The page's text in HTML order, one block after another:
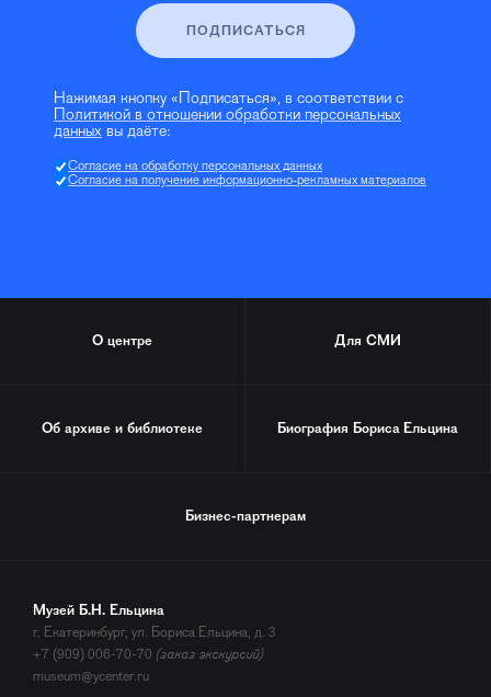
ПОДПИСАТЬСЯ
Нажимая кнопку «Подписаться», в соответствии с
Политикой в отношении обработки персональных
данных вы даёте:
Согласие на обработку персональных данных
Согласие на получение информационно-рекламных материалов
О центре Для СМИ
Об архиве и библиотеке Биография Бориса Ельцина
Бизнес-партнерам
Музей Б.Н. Ельцина
г. Екатеринбург, ул. Бориса Ельцина, д. 3
+7 (909) 006-70-70 (заказ экскурсий)
museum@ycenter.ru